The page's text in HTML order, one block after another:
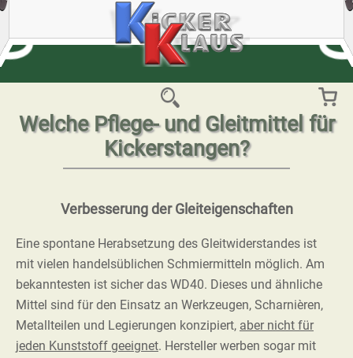
Welche Pflege- und Gleitmittel für
Kickerstangen?
Verbesserung der Gleiteigenschaften
Eine spontane Herabsetzung des Gleitwiderstandes ist
mit vielen handelsüblichen Schmiermitteln möglich. Am
bekanntesten ist sicher das WD40. Dieses und ähnliche
Mittel sind für den Einsatz an Werkzeugen, Scharnièren,
Metallteilen und Legierungen konzipiert, aber nicht für
jeden Kunststoff geeignet. Hersteller werben sogar mit